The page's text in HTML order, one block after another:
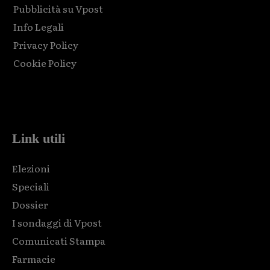
Pubblicità su Vpost
Info Legali
Privacy Policy
Cookie Policy
Link utili
Elezioni
Speciali
Dossier
I sondaggi di Vpost
Comunicati Stampa
Farmacie